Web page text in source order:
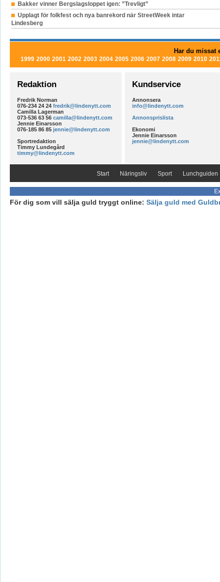
Bakker vinner Bergslagsloppet igen: ”Trevligt”
Upplagt för folkfest och nya banrekord när StreetWeek intar
Lindesberg
Har du missat
1999 2000 2001 2002 2003 2004 2005 2006 2007 2008 2009 2010
Redaktion
Fredrik Norman
076-234 24 24 fredrik@lindenytt.com
Camilla Lagerman
073-536 63 56 camilla@lindenytt.com
Jennie Einarsson
076-185 86 85 jennie@lindenytt.com
Sportredaktion
Timmy Lundegård
timmy@lindenytt.com
Kundservice
Annonsera
info@lindenytt.com
Annonsprislista
Ekonomi
Jennie Einarsson
jennie@lindenytt.com
Start Näringsliv Sport Lunchguiden
För dig som vill sälja guld tryggt online: Sälja guld med